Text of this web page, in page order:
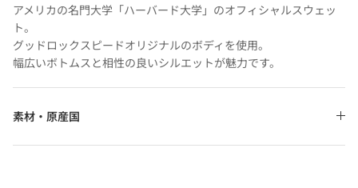
アメリカの名門大学「ハーバード大学」のオフィシャルスウェッ
ト。
グッドロックスピードオリジナルのボディを使用。
幅広いボトムスと相性の良いシルエットが魅力です。
素材・原産国